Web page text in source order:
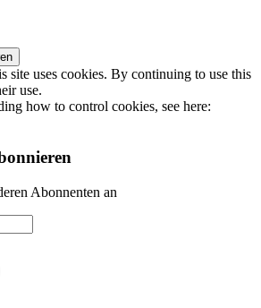
site uses cookies. By continuing to use this
use.
how to control cookies, see here:
Abonnenten an